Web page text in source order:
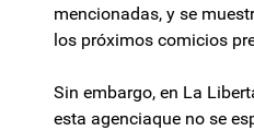
mencionadas, y se
los próximos comicios
Sin embargo, en La
esta agenciaque no se